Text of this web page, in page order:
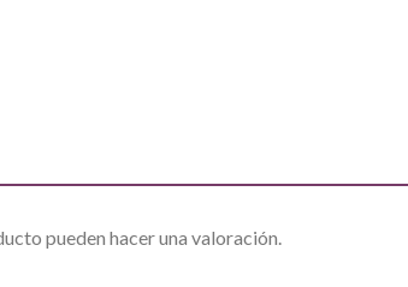
pueden hacer una valoración.